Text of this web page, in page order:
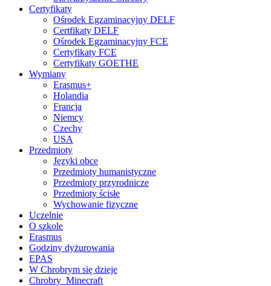
Certyfikaty
Ośrodek Egzaminacyjny DELF
Certfikaty DELF
Ośrodek Egzaminacyjny FCE
Certyfikaty FCE
Certyfikaty GOETHE
Wymiany
Erasmus+
Holandia
Francja
Niemcy
Czechy
USA
Przedmioty
Języki obce
Przedmioty humanistyczne
Przedmioty przyrodnicze
Przedmioty ścisłe
Wychowanie fizyczne
Uczelnie
O szkole
Erasmus
Godziny dyżurowania
EPAS
W Chrobrym się dzieje
Chrobry_Minecraft